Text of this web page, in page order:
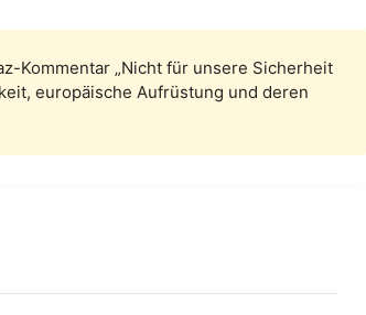
Kommentar „Nicht für unsere Sicherheit
europäische Aufrüstung und deren